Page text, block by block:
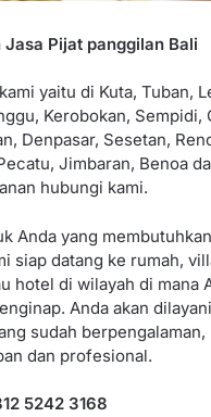
Pijat panggilan Bali
yaitu di Kuta, Tuban,
Kerobokan, Sempidi,
Denpasar, Sesetan,
Jimbaran, Benoa
hubungi kami.
Anda yang
siap datang ke rumah,
hotel di wilayah di mana
Anda akan
sudah berpengalaman,
dan profesional.
5242 3168